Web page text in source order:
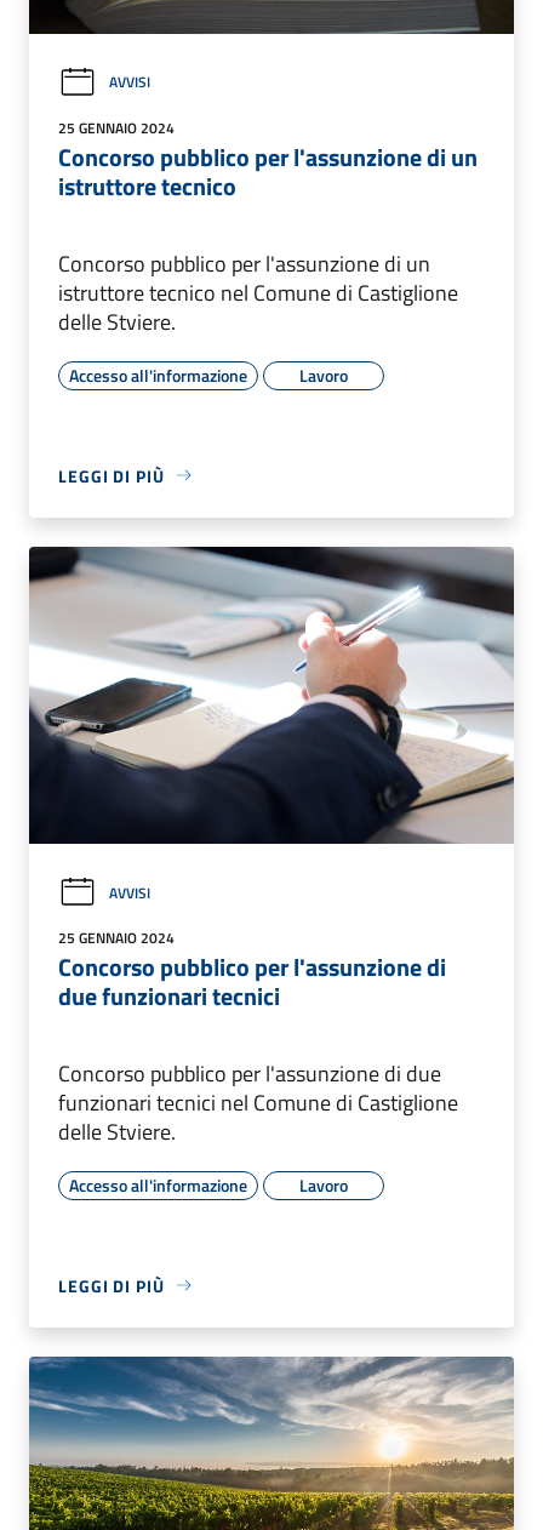
AVVISI
25 GENNAIO 2024
Concorso pubblico per l'assunzione di un
istruttore tecnico
Concorso pubblico per l'assunzione di un
istruttore tecnico nel Comune di Castiglione
delle Stviere.
Accesso all'informazione Lavoro
LEGGI DI PIÙ
AVVISI
25 GENNAIO 2024
Concorso pubblico per l'assunzione di
due funzionari tecnici
Concorso pubblico per l'assunzione di due
funzionari tecnici nel Comune di Castiglione
delle Stviere.
Accesso all'informazione Lavoro
LEGGI DI PIÙ